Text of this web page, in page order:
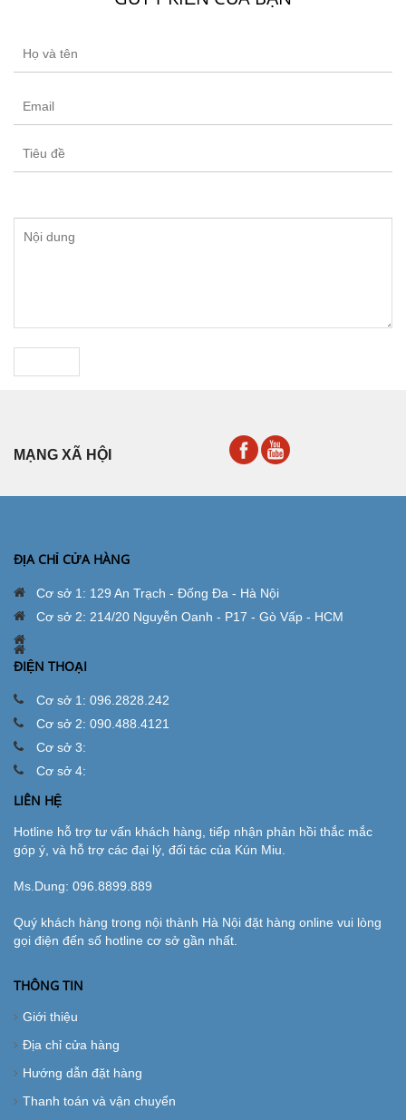
MẠNG XÃ HỘI
ĐỊA CHỈ CỬA HÀNG
Cơ sở 1: 129 An Trạch - Đống Đa - Hà Nội
Cơ sở 2: 214/20 Nguyễn Oanh - P17 - Gò Vấp - HCM
ĐIỆN THOẠI
Cơ sở 1: 096.2828.242
Cơ sở 2: 090.488.4121
Cơ sở 3:
Cơ sở 4:
LIÊN HỆ
Hotline hỗ trợ tư vấn khách hàng, tiếp nhận phản hồi thắc mắc
góp ý, và hỗ trợ các đại lý, đối tác của Kún Miu.
Ms.Dung: 096.8899.889
Quý khách hàng trong nội thành Hà Nội đặt hàng online vui lòng
gọi điện đến số hotline cơ sở gần nhất.
THÔNG TIN
Giới thiệu
Địa chỉ cửa hàng
Hướng dẫn đặt hàng
Thanh toán và vận chuyển